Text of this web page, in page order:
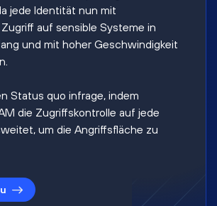
jede Identität nun mit
auf sensible Systeme in
und mit hoher Geschwindigkeit
Status quo infrage, indem
die Zugriffskontrolle auf jede
um die Angriffsfläche zu